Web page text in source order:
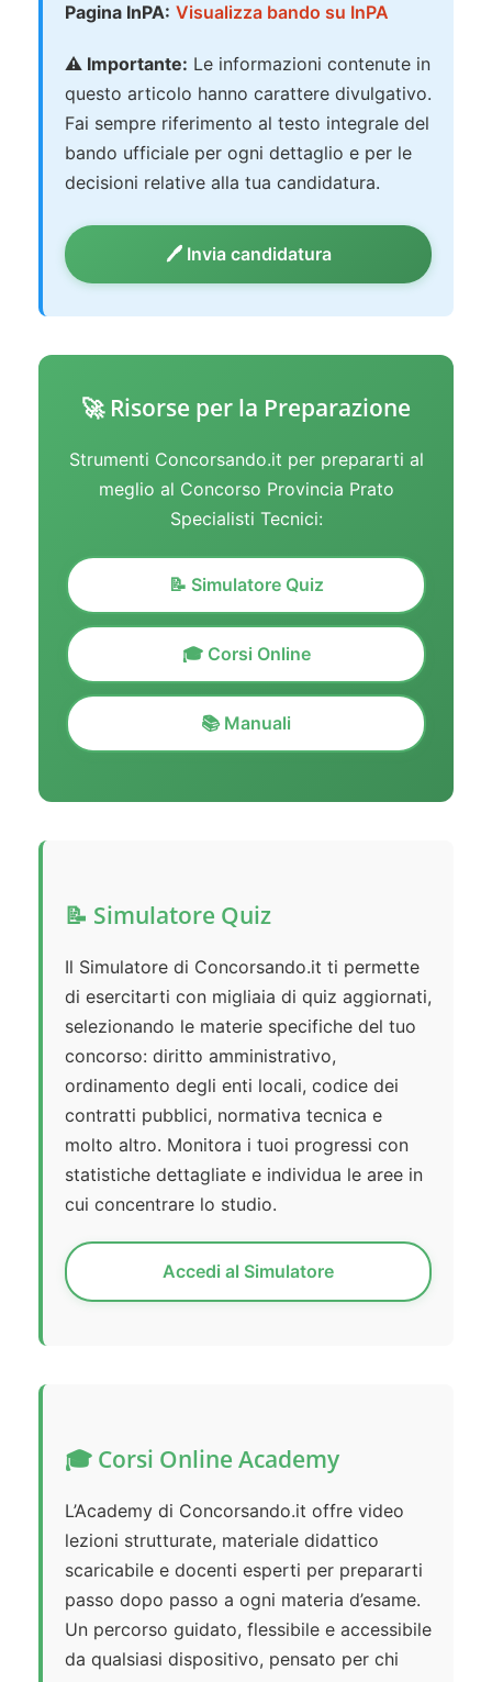
Pagina InPA: Visualizza bando su InPA
⚠️ Importante: Le informazioni contenute in
questo articolo hanno carattere divulgativo.
Fai sempre riferimento al testo integrale del
bando ufficiale per ogni dettaglio e per le
decisioni relative alla tua candidatura.
🖊️ Invia candidatura
🚀 Risorse per la Preparazione
Strumenti Concorsando.it per prepararti al
meglio al Concorso Provincia Prato
Specialisti Tecnici:
📝 Simulatore Quiz
🎓 Corsi Online
📚 Manuali
📝 Simulatore Quiz
Il Simulatore di Concorsando.it ti permette
di esercitarti con migliaia di quiz aggiornati,
selezionando le materie specifiche del tuo
concorso: diritto amministrativo,
ordinamento degli enti locali, codice dei
contratti pubblici, normativa tecnica e
molto altro. Monitora i tuoi progressi con
statistiche dettagliate e individua le aree in
cui concentrare lo studio.
Accedi al Simulatore
🎓 Corsi Online Academy
L’Academy di Concorsando.it offre video
lezioni strutturate, materiale didattico
scaricabile e docenti esperti per prepararti
passo dopo passo a ogni materia d’esame.
Un percorso guidato, flessibile e accessibile
da qualsiasi dispositivo, pensato per chi